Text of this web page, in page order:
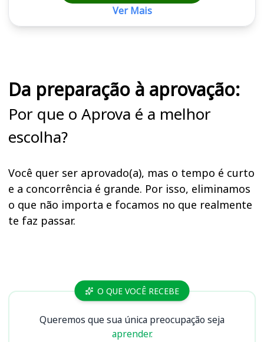
Ver Mais
Da preparação à aprovação:
Por que o Aprova é a melhor
escolha?
Você quer ser aprovado(a), mas o tempo é curto
e a concorrência é grande. Por isso, eliminamos
o que não importa e focamos no que realmente
te faz passar.
Cursos O QUE VOCÊ RECEBE
Queremos que sua única preocupação seja
aprender.